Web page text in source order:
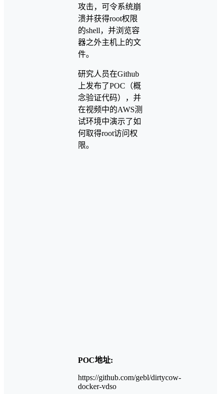
攻击，可令系统崩
溃并获得root权限
的shell，并浏览容
器之外主机上的文
件。
研究人员在Github
上发布了POC（概
念验证代码），并
在视频中的AWS测
试环境中演示了如
何取得root访问权
限。
POC地址:
https://github.com/gebl/dirtycow-
docker-vdso